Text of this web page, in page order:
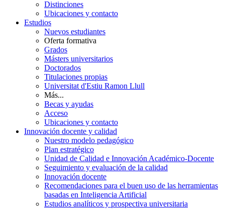
Distinciones
Ubicaciones y contacto
Estudios
Nuevos estudiantes
Oferta formativa
Grados
Másters universitarios
Doctorados
Titulaciones propias
Universitat d'Estiu Ramon Llull
Más...
Becas y ayudas
Acceso
Ubicaciones y contacto
Innovación docente y calidad
Nuestro modelo pedagógico
Plan estratégico
Unidad de Calidad e Innovación Académico-Docente
Seguimiento y evaluación de la calidad
Innovación docente
Recomendaciones para el buen uso de las herramientas
basadas en Inteligencia Artificial
Estudios analíticos y prospectiva universitaria